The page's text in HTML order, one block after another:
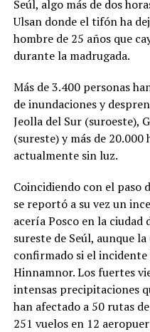
Seúl, algo más de dos
Ulsan donde el tifón ha
hombre de 25 años que
durante la madrugada.
Más de 3.400 personas
de inundaciones y
Jeolla del Sur (suroeste),
(sureste) y más de 20.000
actualmente sin luz.
Coincidiendo con el paso
se reportó a su vez un
acería Posco en la
sureste de Seúl, aunque
confirmado si el
Hinnamnor. Los fuertes
intensas precipitaciones
han afectado a 50 rutas
251 vuelos en 12